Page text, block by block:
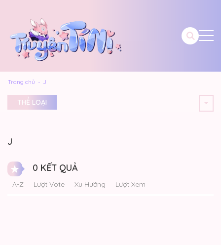
Trang chủ J
THỂ LOẠI
J
0 KẾT QUẢ
A-Z Lượt Vote Xu Hướng Lượt Xem